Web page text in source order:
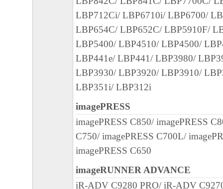
(3) お客様が本契約書のいずれかの条項に
契約書は直ちに終了します。
(4) お客様は、上記(3)によって本契約書が
やかに、「本ソフトウェア」およびその複
廃棄または消去するものとします。
(5) 上記にかかわらず、本契約書第2条、第
で、第8条第4項および第10条の規定は、
も効力を有します。
９．U.S. GOVERNMENT RESTRICTED
“米国政府エンドユーザー”とは、米国政府
を意味します。もしお客様が米国政府エン
"commercial item," as that term is defined at
LBP712Ci/ LBP6710i/ LBP6700/
LBP654C/ LBP652C/ LBP5910F/
LBP5400/ LBP4510/ LBP4500/
LBP441e/ LBP441/ LBP3980/
LBP3930/ LBP3920/ LBP3910/
LBP351i/ LBP312i
imagePRESS
imagePRESS C850/ imagePRESS
C750/ imagePRESS C700L/
imagePRESS C650
imageRUNNER ADVANCE
iR-ADV C9280 PRO/ iR-ADV